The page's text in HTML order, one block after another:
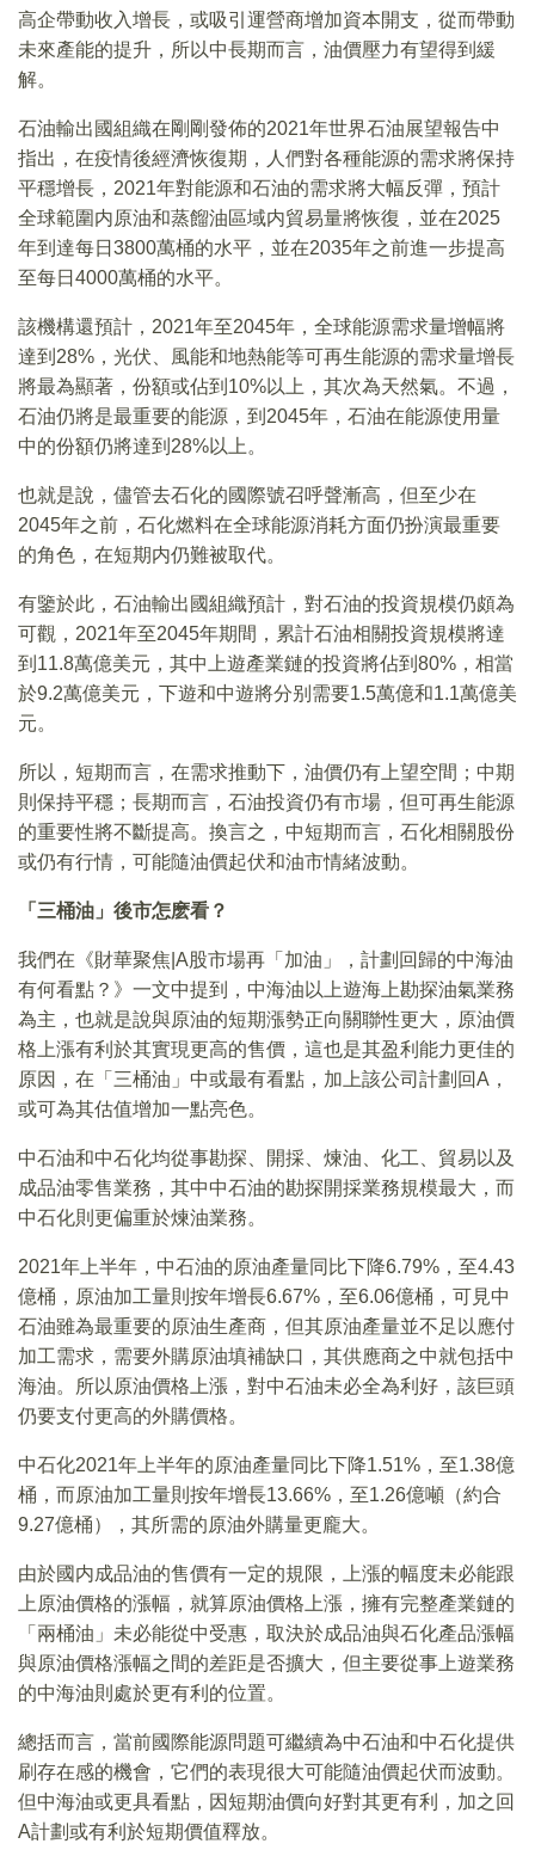
高企帶動收入增長，或吸引運營商增加資本開支，從而帶動
未來產能的提升，所以中長期而言，油價壓力有望得到緩
解。
石油輸出國組織在剛剛發佈的2021年世界石油展望報告中
指出，在疫情後經濟恢復期，人們對各種能源的需求將保持
平穩增長，2021年對能源和石油的需求將大幅反彈，預計
全球範圍内原油和蒸餾油區域内貿易量將恢復，並在2025
年到達每日3800萬桶的水平，並在2035年之前進一步提高
至每日4000萬桶的水平。
該機構還預計，2021年至2045年，全球能源需求量增幅將
達到28%，光伏、風能和地熱能等可再生能源的需求量增長
將最為顯著，份額或佔到10%以上，其次為天然氣。不過，
石油仍將是最重要的能源，到2045年，石油在能源使用量
中的份額仍將達到28%以上。
也就是說，儘管去石化的國際號召呼聲漸高，但至少在
2045年之前，石化燃料在全球能源消耗方面仍扮演最重要
的角色，在短期内仍難被取代。
有鑒於此，石油輸出國組織預計，對石油的投資規模仍頗為
可觀，2021年至2045年期間，累計石油相關投資規模將達
到11.8萬億美元，其中上遊產業鏈的投資將佔到80%，相當
於9.2萬億美元，下遊和中遊將分别需要1.5萬億和1.1萬億美
元。
所以，短期而言，在需求推動下，油價仍有上望空間；中期
則保持平穩；長期而言，石油投資仍有市場，但可再生能源
的重要性將不斷提高。換言之，中短期而言，石化相關股份
或仍有行情，可能隨油價起伏和油市情緒波動。
「三桶油」後市怎麽看？
我們在《財華聚焦|A股市場再「加油」，計劃回歸的中海油
有何看點？》一文中提到，中海油以上遊海上勘探油氣業務
為主，也就是說與原油的短期漲勢正向關聯性更大，原油價
格上漲有利於其實現更高的售價，這也是其盈利能力更佳的
原因，在「三桶油」中或最有看點，加上該公司計劃回A，
或可為其估值增加一點亮色。
中石油和中石化均從事勘探、開採、煉油、化工、貿易以及
成品油零售業務，其中中石油的勘探開採業務規模最大，而
中石化則更偏重於煉油業務。
2021年上半年，中石油的原油產量同比下降6.79%，至4.43
億桶，原油加工量則按年增長6.67%，至6.06億桶，可見中
石油雖為最重要的原油生產商，但其原油產量並不足以應付
加工需求，需要外購原油填補缺口，其供應商之中就包括中
海油。所以原油價格上漲，對中石油未必全為利好，該巨頭
仍要支付更高的外購價格。
中石化2021年上半年的原油產量同比下降1.51%，至1.38億
桶，而原油加工量則按年增長13.66%，至1.26億噸（約合
9.27億桶），其所需的原油外購量更龐大。
由於國内成品油的售價有一定的規限，上漲的幅度未必能跟
上原油價格的漲幅，就算原油價格上漲，擁有完整產業鏈的
「兩桶油」未必能從中受惠，取決於成品油與石化產品漲幅
與原油價格漲幅之間的差距是否擴大，但主要從事上遊業務
的中海油則處於更有利的位置。
總括而言，當前國際能源問題可繼續為中石油和中石化提供
刷存在感的機會，它們的表現很大可能隨油價起伏而波動。
但中海油或更具看點，因短期油價向好對其更有利，加之回
A計劃或有利於短期價值釋放。